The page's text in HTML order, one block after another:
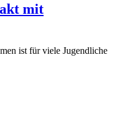
mit
ist für viele Jugendliche